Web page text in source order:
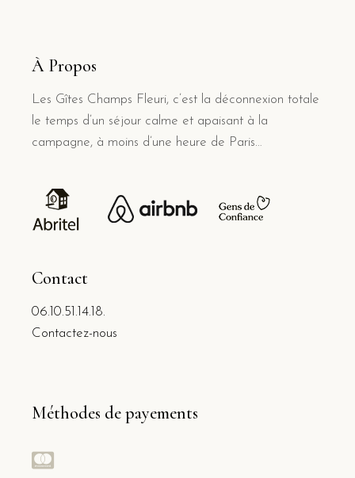
À Propos
Les Gîtes Champs Fleuri, c’est la déconnexion totale
le temps d’un séjour calme et apaisant à la
campagne, à moins d’une heure de Paris…
Contact
06.10.51.14.18.
Contactez-nous
Méthodes de payements